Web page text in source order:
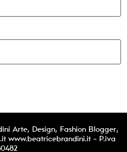
Arte, Design, Fashion Blogger,
www.beatricebrandini.it - P.iva